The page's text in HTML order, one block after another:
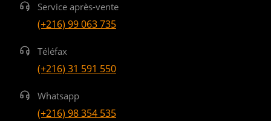
Service après-vente
(+216) 99 063 735
Téléfax
(+216) 31 591 550
Whatsapp
(+216) 98 354 535